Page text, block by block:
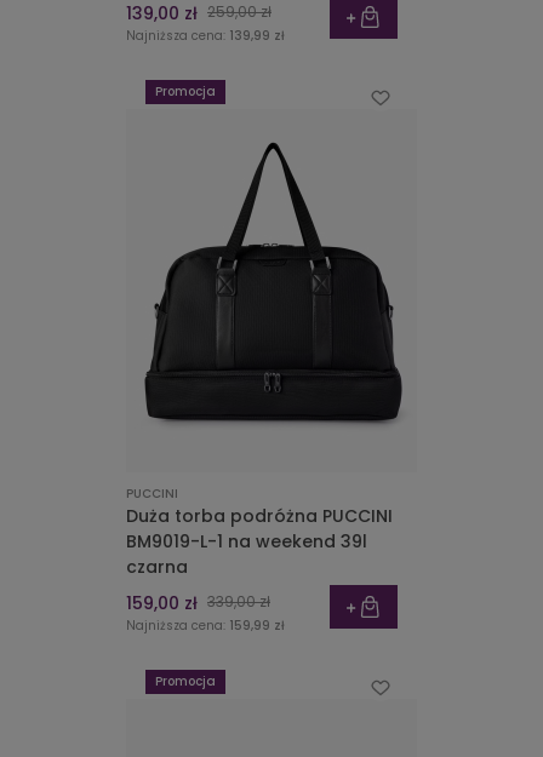
139,00 zł 259,00 zł
Najniższa cena: 139,99 zł
PUCCINI
Duża torba podróżna PUCCINI
BM9019-L-1 na weekend 39l
czarna
159,00 zł 339,00 zł
Najniższa cena: 159,99 zł
Promocja
Promocja